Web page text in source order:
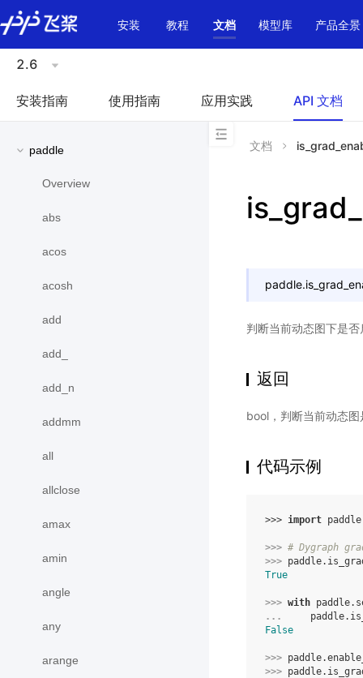
\u200E
安装
教程 文档 模型库 产品全景
2.6
安装指南 使用指南 应用实践 API 文档
paddle
Overview
abs
acos
acosh
add
add_
add_n
addmm
all
allclose
amax
amin
angle
any
arange
文档
paddle.
判断当前动态图下是
返回
bool，判断当前动态
代码示例
>>> import paddle
>>> # Dygraph
>>> paddle.
True
>>> with paddle.
...
paddle.
False
>>> paddle.
>>> paddle.